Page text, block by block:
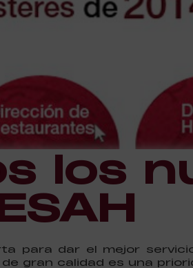
los
para dar el mejor
gran calidad es una